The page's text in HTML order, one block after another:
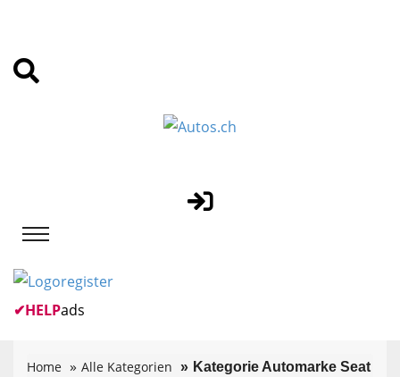
✔HELPads
Home Alle Kategorien Kategorie Automarke Seat